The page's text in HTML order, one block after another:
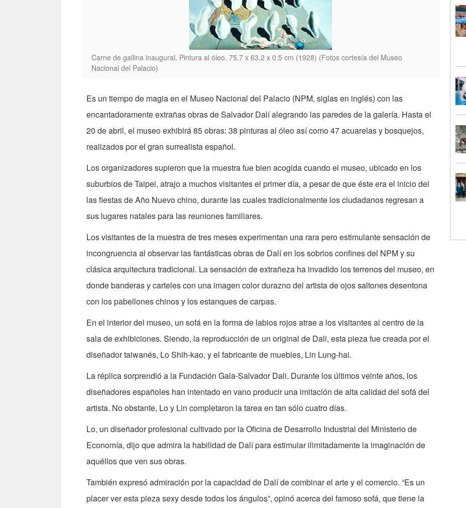
Carne de gallina inaugural. Pintura al óleo. 75.7 x 63.2 x 0.5 cm (1928) (Fotos cortesía del Museo
Nacional del Palacio)
Es un tiempo de magia en el Museo Nacional del Palacio (NPM, siglas en inglés) con las
encantadoramente extrañas obras de Salvador Dalí alegrando las paredes de la galería. Hasta el
20 de abril, el museo exhibirá 85 obras: 38 pinturas al óleo así como 47 acuarelas y bosquejos,
realizados por el gran surrealista español.
Los organizadores supieron que la muestra fue bien acogida cuando el museo, ubicado en los
suburbios de Taipei, atrajo a muchos visitantes el primer día, a pesar de que éste era el inicio del
las fiestas de Año Nuevo chino, durante las cuales tradicionalmente los ciudadanos regresan a
sus lugares natales para las reuniones familiares.
Los visitantes de la muestra de tres meses experimentan una rara pero estimulante sensación de
incongruencia al observar las fantásticas obras de Dalí en los sobrios confines del NPM y su
clásica arquitectura tradicional. La sensación de extrañeza ha invadido los terrenos del museo, en
donde banderas y carteles con una imagen color durazno del artista de ojos saltones desentona
con los pabellones chinos y los estanques de carpas.
En el interior del museo, un sofá en la forma de labios rojos atrae a los visitantes al centro de la
sala de exhibiciones. Siendo, la reproducción de un original de Dali, esta pieza fue creada por el
diseñador taiwanés, Lo Shih-kao, y el fabricante de muebles, Lin Lung-hai.
La réplica sorprendió a la Fundación Gala-Salvador Dali. Durante los últimos veinte años, los
diseñadores españoles han intentado en vano producir una imitación de alta calidad del sofá del
artista. No obstante, Lo y Lin completaron la tarea en tan sólo cuatro días.
Lo, un diseñador profesional cultivado por la Oficina de Desarrollo Industrial del Ministerio de
Economía, dijo que admira la habilidad de Dalí para estimular ilimitadamente la imaginación de
aquéllos que ven sus obras.
También expresó admiración por la capacidad de Dalí de combinar el arte y el comercio. “Es un
placer ver esta pieza sexy desde todos los ángulos”, opinó acerca del famoso sofá, que tiene la